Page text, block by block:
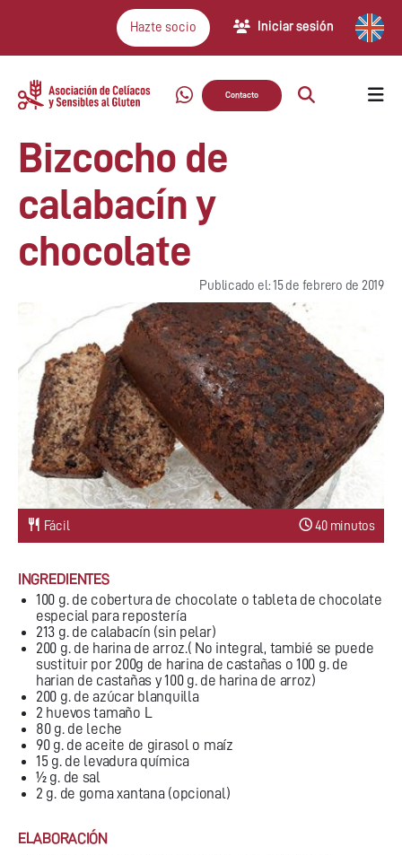
Hazte socio Iniciar sesión
Contacto
Bizcocho de
calabacín y
chocolate
Publicado el: 15 de febrero de 2019
Fácil 40 minutos
INGREDIENTES
100 g. de cobertura de chocolate o tableta de chocolate
especial para repostería
213 g. de calabacín (sin pelar)
200 g. de harina de arroz.( No integral, tambié se puede
sustituir por 200g de harina de castañas o 100 g. de
harian de castañas y 100 g. de harina de arroz)
200 g. de azúcar blanquilla
2 huevos tamaño L
80 g. de leche
90 g. de aceite de girasol o maíz
15 g. de levadura química
½ g. de sal
2 g. de goma xantana (opcional)
ELABORACIÓN